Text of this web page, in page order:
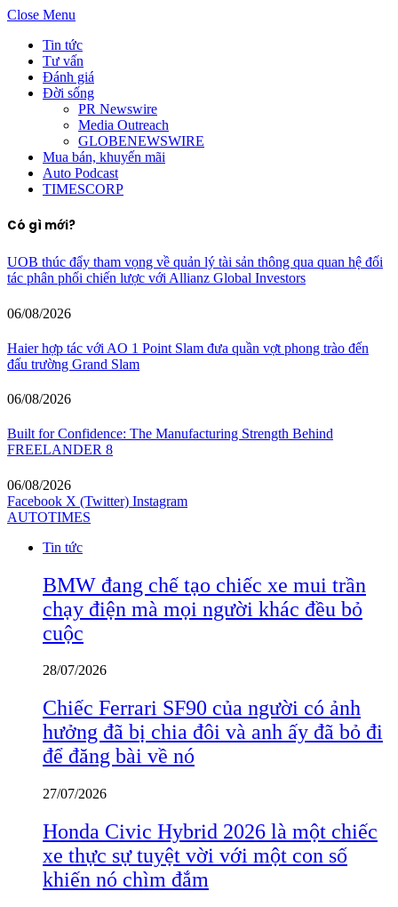
Close Menu
Tin tức
Tư vấn
Đánh giá
Đời sống
PR Newswire
Media Outreach
GLOBENEWSWIRE
Mua bán, khuyến mãi
Auto Podcast
TIMESCORP
Có gì mới?
UOB thúc đẩy tham vọng về quản lý tài sản thông qua quan hệ đối
tác phân phối chiến lược với Allianz Global Investors
06/08/2026
Haier hợp tác với AO 1 Point Slam đưa quần vợt phong trào đến
đấu trường Grand Slam
06/08/2026
Built for Confidence: The Manufacturing Strength Behind
FREELANDER 8
06/08/2026
Facebook X (Twitter) Instagram
AUTOTIMES
Tin tức
BMW đang chế tạo chiếc xe mui trần
chạy điện mà mọi người khác đều bỏ
cuộc
28/07/2026
Chiếc Ferrari SF90 của người có ảnh
hưởng đã bị chia đôi và anh ấy đã bỏ đi
để đăng bài về nó
27/07/2026
Honda Civic Hybrid 2026 là một chiếc
xe thực sự tuyệt vời với một con số
khiến nó chìm đắm